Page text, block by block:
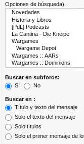
Opciones de búsqueda).
Buscar en subforos:
Sí
No
Buscar en :
Título y texto del mensaje
Solo el texto del mensaje
Solo títulos
Solo el primer mensaje de